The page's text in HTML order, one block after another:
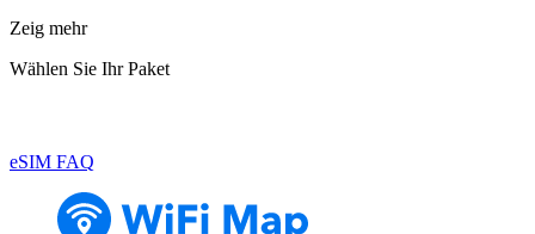
Zeig mehr
Wählen Sie Ihr Paket
eSIM FAQ